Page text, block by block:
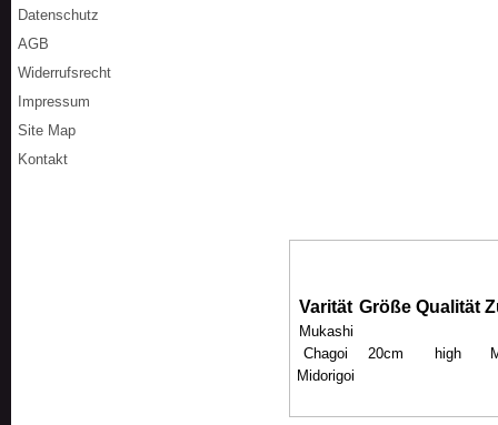
Varität Größe Qualität
Mukashi
Chagoi
Midorigoi
20cm high
Datenschutz
AGB
Widerrufsrecht
Impressum
Site Map
Kontakt